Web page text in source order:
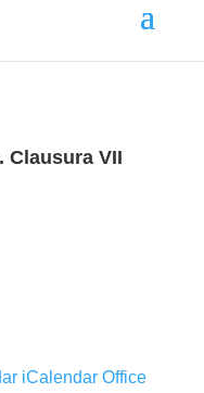
Clausura VII
iCalendar Office